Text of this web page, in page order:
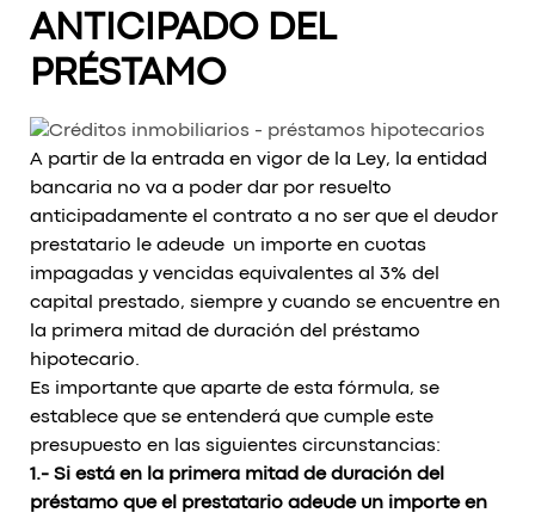
ANTICIPADO DEL
PRÉSTAMO
A partir de la entrada en vigor de la Ley, la entidad
bancaria no va a poder dar por resuelto
anticipadamente el contrato a no ser que el deudor
prestatario le adeude un importe en cuotas
impagadas y vencidas equivalentes al 3% del
capital prestado, siempre y cuando se encuentre en
la primera mitad de duración del préstamo
hipotecario.
Es importante que aparte de esta fórmula, se
establece que se entenderá que cumple este
presupuesto en las siguientes circunstancias:
1.- Si está en la primera mitad de duración del
préstamo que el prestatario adeude un importe en